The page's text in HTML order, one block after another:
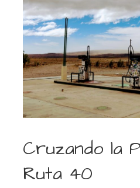
Cruzando la
Ruta 40